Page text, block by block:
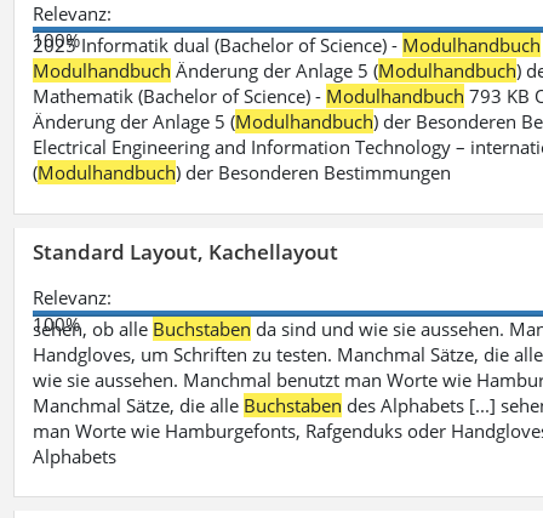
Relevanz:
100%
2025 Informatik dual (Bachelor of Science) - Modulhandbuch
Modulhandbuch Änderung der Anlage 5 (Modulhandbuch)
Mathematik (Bachelor of Science) - Modulhandbuch 793 KB
Änderung der Anlage 5 (Modulhandbuch) der Besonderen
Electrical Engineering and Information Technology –
(Modulhandbuch) der Besonderen Bestimmungen
Standard Layout, Kachellayout
Relevanz:
100%
sehen, ob alle Buchstaben da sind und wie sie aussehen.
Handgloves, um Schriften zu testen. Manchmal Sätze, die
wie sie aussehen. Manchmal benutzt man Worte wie
Manchmal Sätze, die alle Buchstaben des Alphabets [...]
man Worte wie Hamburgefonts, Rafgenduks oder
Alphabets